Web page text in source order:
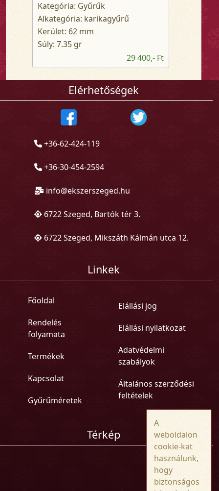
Kategória: Gyűrűk
Alkategória: karikagyűrű
Kerület: 62 mm
Súly: 7.35 gr
29 400,- Ft
Elérhetőségek
+36-62-424-119
+36-30-454-2594
info@ekszerszeged.hu
6722 Szeged, Bartók tér 3.
6722 Szeged, Mikszáth Kálmán utca 12.
Linkek
Főoldal
Rendelés
folyamata
Termékek
Kapcsolat
Gyűrűméretek
Elállási jog
Elállási nyilatkozat
Adatvédelmi
szabályok
Általános szerződési
feltételek
Térkép
A
weboldalon
cookie-kat
használunk,
hogy
biztonságos